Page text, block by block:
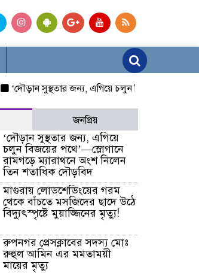
‘দৌড়ান সুস্থতার জন্য, এগিয়ে চলুন বিজয়ের
জনপ্রিয়
‘দৌড়ান সুস্থতার জন্য, এগিয়ে
চলুন বিজয়ের পথে’—স্লোগানে
রামগড়ে ম্যারাথনে অংশ নিলেন
তিন শতাধিক দৌড়বিদ
মাগুরায় লোডশেডিংয়ের গরম
থেকে বাঁচতে মসজিদের ছাদে উঠে
বিদ্যুৎস্পৃষ্টে মুয়াজ্জিনের মৃত্যু!
রুপনগর প্রেসক্লাবের সদস্য মোঃ
রুহুল আমিন এর মমতাময়ী
মায়ের মৃত্যু